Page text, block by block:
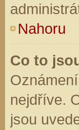
Nahoru
Co to
nejdříve.
jsou